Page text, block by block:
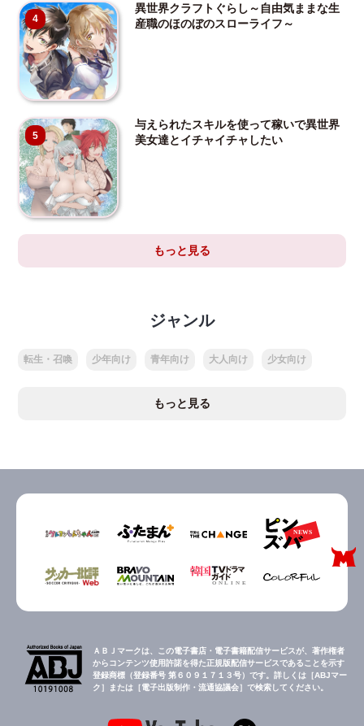
4
異世界クラフトぐらし～自由気ままな生
産職のほのぼのスローライフ～
5
与えられたスキルを使って稼いで異世界
美女達とイチャイチャしたい
もっと見る
ジャンル
転生・召喚 少年向け 青年向け 大人向け 少女向け
もっと見る
ＡＢＪマークは、この電子書店・電子書籍配信サービスが、著作権者
からコンテンツ使用許諾を得た正規版配信サービスであることを示す
登録商標（登録番号 第６０９１７１３号）です。詳しくは［ABJマー
ク］または［電子出版制作・流通協議会］で検索してください。